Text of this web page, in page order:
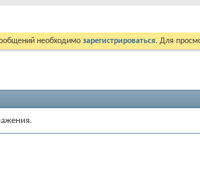
необходимо зарегистрироваться. Для